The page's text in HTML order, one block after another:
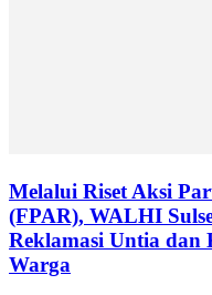
Melalui Riset Aksi
(FPAR), WALHI
Reklamasi Untia dan
Warga